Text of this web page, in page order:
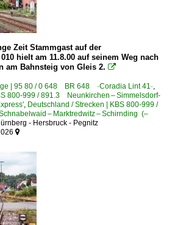
der Pegnitz)
und Kunstbauten
Zeit Stammgast auf der
hielt am 11.8.00 auf seinem Weg nach
am Bahnsteig von Gleis 2. 
| 95 80 / 0 648 BR 648 ·Coradia Lint 41·,
800-999 / 891.3 Neunkirchen – Simmelsdorf-
, Deutschland / Strecken | KBS 800-999 /
– Marktredwitz – Schirnding (–
- Hersbruck - Pegnitz
